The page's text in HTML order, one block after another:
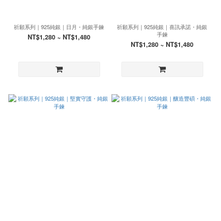
祈願系列｜925純銀｜日月・純銀手鍊
NT$1,280 ~ NT$1,480
祈願系列｜925純銀｜喜訊承諾・純銀
手鍊
NT$1,280 ~ NT$1,480